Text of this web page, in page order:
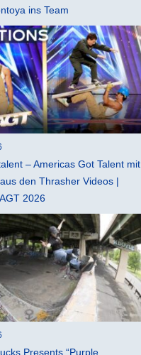
ins Team
– Americas Got Talent mit
den Thrasher Videos |
2026
Presents “Purple